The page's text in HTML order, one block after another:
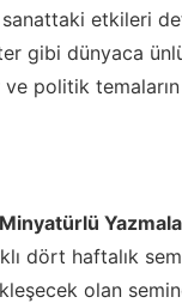
etkileri
gibi dünyaca
politik
dört haftalık
olan